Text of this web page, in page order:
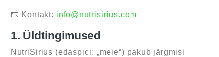
📧 Kontakt: info@nutrisirius.com
1. Üldtingimused
NutriSirius (edaspidi: „meie“) pakub järgmisi